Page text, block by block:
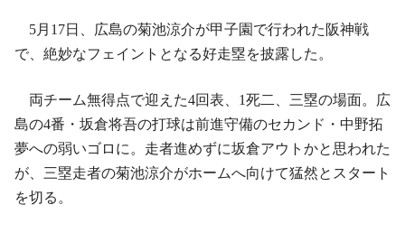
5月17日、広島の菊池涼介が甲子園で行われた阪神戦
で、絶妙なフェイントとなる好走塁を披露した。
両チーム無得点で迎えた4回表、1死二、三塁の場面。広
島の4番・坂倉将吾の打球は前進守備のセカンド・中野拓
夢への弱いゴロに。走者進めずに坂倉アウトかと思われた
が、三塁走者の菊池涼介がホームへ向けて猛然とスタート
を切る。